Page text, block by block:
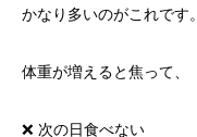
かなり多いのがこれです。
体重が増えると焦って、
❌ 次の日食べない